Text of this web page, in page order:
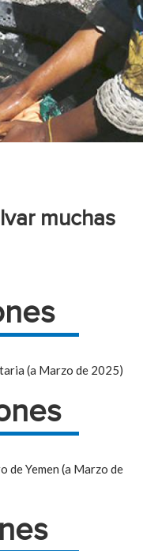
muchas
(a Marzo de 2025)
de Yemen (a Marzo de